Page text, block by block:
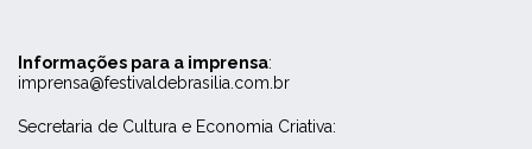
Informações para a imprensa:
imprensa@festivaldebrasilia.com.br
Secretaria de Cultura e Economia Criativa: